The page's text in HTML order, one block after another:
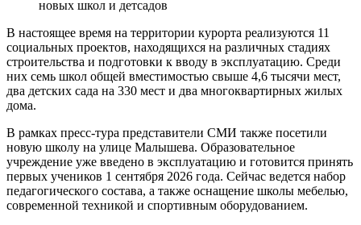
новых школ и детсадов
В настоящее время на территории курорта реализуются 11
социальных проектов, находящихся на различных стадиях
строительства и подготовки к вводу в эксплуатацию. Среди
них семь школ общей вместимостью свыше 4,6 тысячи мест,
два детских сада на 330 мест и два многоквартирных жилых
дома.
В рамках пресс-тура представители СМИ также посетили
новую школу на улице Малышева. Образовательное
учреждение уже введено в эксплуатацию и готовится принять
первых учеников 1 сентября 2026 года. Сейчас ведется набор
педагогического состава, а также оснащение школы мебелью,
современной техникой и спортивным оборудованием.